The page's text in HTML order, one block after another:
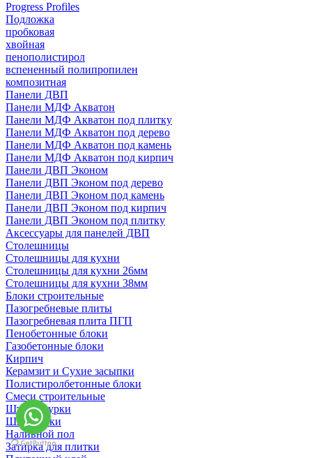
Progress Profiles
Подложка
пробковая
хвойная
пенополистирол
вспененный полипропилен
композитная
Панели ДВП
Панели МДФ Акватон
Панели МДФ Акватон под плитку
Панели МДФ Акватон под дерево
Панели МДФ Акватон под камень
Панели МДФ Акватон под кирпич
Панели ДВП Эконом
Панели ДВП Эконом под дерево
Панели ДВП Эконом под камень
Панели ДВП Эконом под кирпич
Панели ДВП Эконом под плитку
Аксессуары для панелей ДВП
Столешницы
Столешницы для кухни
Столешницы для кухни 26мм
Столешницы для кухни 38мм
Блоки строительные
Пазогребневые плиты
Пазогребневая плита ПГП
Пенобетонные блоки
Газобетонные блоки
Кирпич
Керамзит и Сухие засыпки
Полистиролбетонные блоки
Смеси строительные
Штукартурки
Шпаклевки
Наливной пол
Затирка для плитки